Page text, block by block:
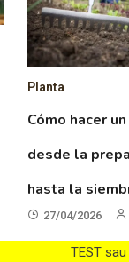
Planta
Cómo hacer
desde la
hasta la
27/04/2026
TEST